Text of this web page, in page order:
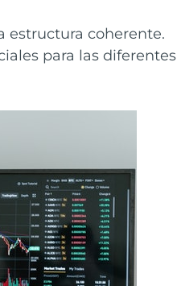
estructura coherente.
para las diferentes